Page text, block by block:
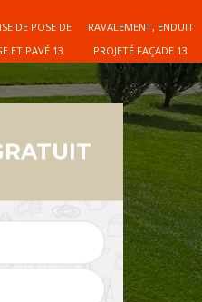
DE POSE DE
ET PAVÉ 13
RAVALEMENT, ENDUIT
PROJETÉ FAÇADE 13